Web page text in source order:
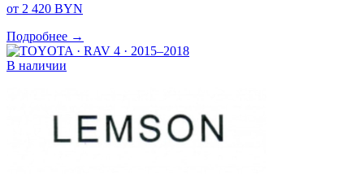
от 2 420 BYN
Подробнее →
В наличии